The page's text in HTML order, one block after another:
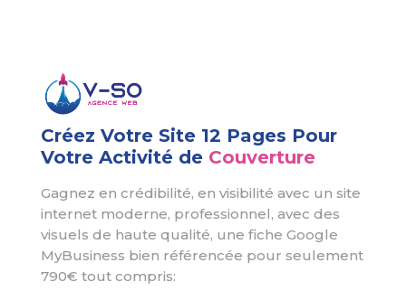
Créez Votre Site 12 Pages Pour
Votre Activité de Couverture
Gagnez en crédibilité, en visibilité avec un site
internet moderne, professionnel, avec des
visuels de haute qualité, une fiche Google
MyBusiness bien référencée pour seulement
790€ tout compris: